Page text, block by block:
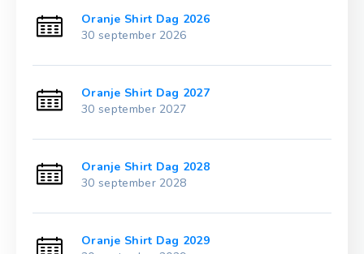
Oranje Shirt Dag 2026
30 september 2026
Oranje Shirt Dag 2027
30 september 2027
Oranje Shirt Dag 2028
30 september 2028
Oranje Shirt Dag 2029